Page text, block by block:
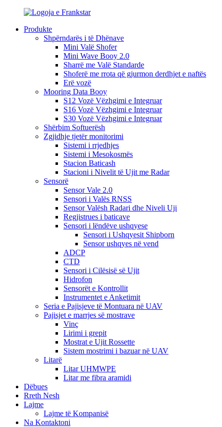
Produkte
Shpërndarës i të Dhënave
Mini Valë Shofer
Mini Wave Booy 2.0
Sharrë me Valë Standarde
Shoferë me rrota që gjurmon derdhjet e naftës
Erë vozë
Mooring Data Booy
S12 Vozë Vëzhgimi e Integruar
S16 Vozë Vëzhgimi e Integruar
S30 Vozë Vëzhgimi e Integruar
Shërbim Softuerësh
Zgjidhje tjetër monitorimi
Sistemi i rrjedhjes
Sistemi i Mesokosmës
Stacion Baticash
Stacioni i Nivelit të Ujit me Radar
Sensorë
Sensor Vale 2.0
Sensori i Valës RNSS
Sensor Valësh Radari dhe Niveli Uji
Regjistrues i baticave
Sensori i lëndëve ushqyese
Sensori i Ushqyesit Shipborn
Sensor ushqyes në vend
ADCP
CTD
Sensori i Cilësisë së Ujit
Hidrofon
Sensorët e Kontrollit
Instrumentet e Anketimit
Seria e Pajisjeve të Montuara në UAV
Pajisjet e marrjes së mostrave
Vinç
Lirimi i grepit
Mostrat e Ujit Rossette
Sistem mostrimi i bazuar në UAV
Litarë
Litar UHMWPE
Litar me fibra aramidi
Dëbues
Rreth Nesh
Lajme
Lajme të Kompanisë
Na Kontaktoni